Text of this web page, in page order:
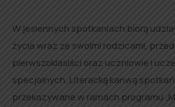
W jesiennych spotkaniach biorą
życia wraz ze swoimi rodzicami,
pierwszoklasiści oraz uczniowie i
specjalnych. Literacką kanwą spotkań
przekazywane w ramach programu